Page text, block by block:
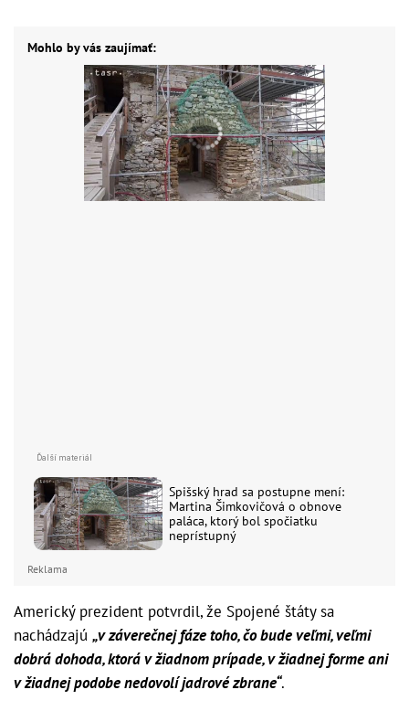
Mohlo by vás zaujímať:
Spišský hrad sa postupne mení:
Martina Šimkovičová o obnove
paláca, ktorý bol spočiatku
neprístupný
Reklama
Americký prezident potvrdil, že Spojené štáty sa
nachádzajú „v záverečnej fáze toho, čo bude veľmi, veľmi
dobrá dohoda, ktorá v žiadnom prípade, v žiadnej forme ani
v žiadnej podobe nedovolí jadrové zbrane“.